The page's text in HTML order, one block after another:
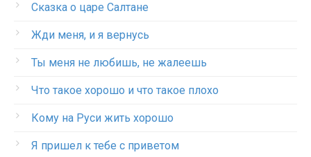
Сказка о царе Салтане
Жди меня, и я вернусь
Ты меня не любишь, не жалеешь
Что такое хорошо и что такое плохо
Кому на Руси жить хорошо
Я пришел к тебе с приветом